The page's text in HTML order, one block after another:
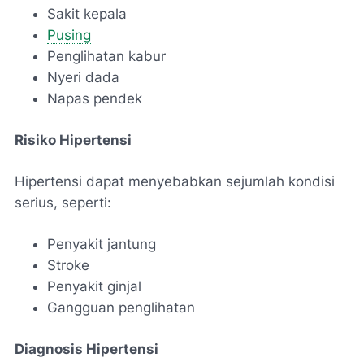
Sakit kepala
Pusing
Penglihatan kabur
Nyeri dada
Napas pendek
Risiko Hipertensi
Hipertensi dapat menyebabkan sejumlah kondisi
serius, seperti:
Penyakit jantung
Stroke
Penyakit ginjal
Gangguan penglihatan
Diagnosis Hipertensi